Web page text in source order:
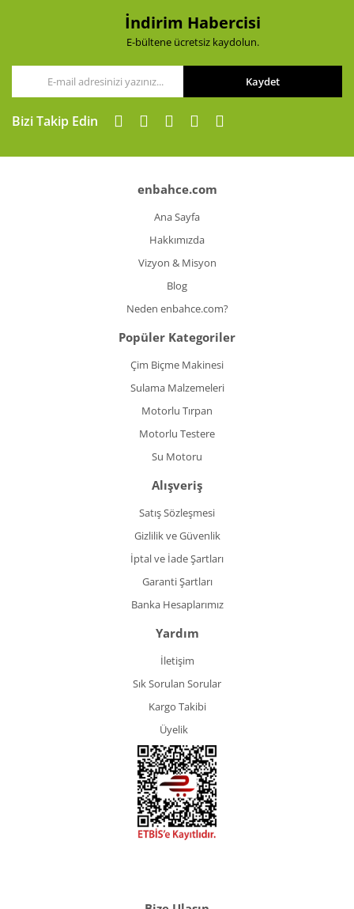
Gönder
İndirim Habercisi
E-bültene ücretsiz kaydolun.
Kaydet
Bizi Takip Edin
enbahce.com
Ana Sayfa
Hakkımızda
Vizyon & Misyon
Blog
Neden enbahce.com?
Popüler Kategoriler
Çim Biçme Makinesi
Sulama Malzemeleri
Motorlu Tırpan
Motorlu Testere
Su Motoru
Alışveriş
Satış Sözleşmesi
Gizlilik ve Güvenlik
İptal ve İade Şartları
Garanti Şartları
Banka Hesaplarımız
Yardım
İletişim
Sık Sorulan Sorular
Kargo Takibi
Üyelik